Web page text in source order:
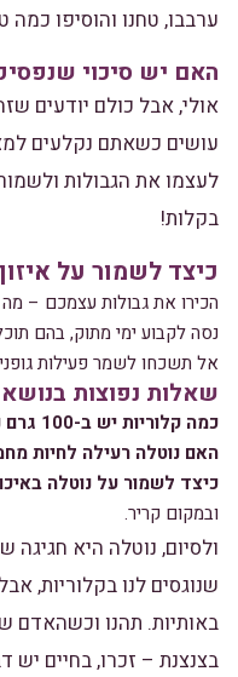
ערבבו, טחנו והוסיפו
האם יש סיכוי
אולי, אבל כולם יודעים
עושים כשאתם נקלעים
לעצמו את הגבולות
בקלות!
כיצד לשמור על
הכירו את גבולות עצמכם –
נסה לקבוע ימי מתוק, בהם
אל תשכחו לשמר פעילות
שאלות נפוצות
כמה קלוריות יש ב-100 גרם נוטלה?
האם נוטלה רעילה לחיות
כיצד לשמור על נוטלה
ובמקום קריר.
ולסיום, נוטלה היא
שנוגסים לנו בקלוריות,
באותיות. תהנו
בצנצנת – זכרו, בחיים יש